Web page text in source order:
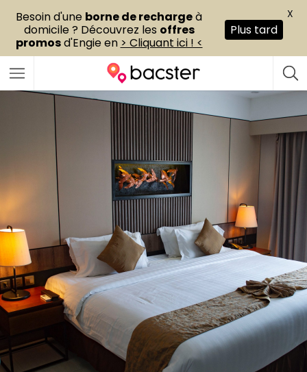
Besoin d'une borne de rechargeà
domicile ? Découvrez les offres
promosd'Engie en > Cliquant ici ! <
Plus tard
X